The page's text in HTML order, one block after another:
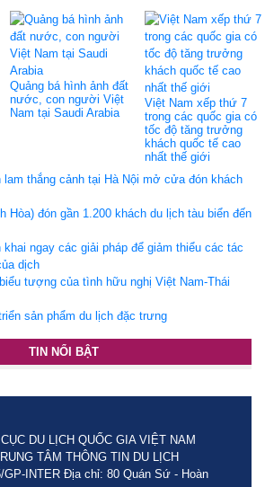
Quảng bá hình ảnh đất
nước, con người Việt
Nam tại Saudi Arabia
Việt Nam xếp thứ 7
trong các quốc gia có
tốc độ tăng trưởng
khách quốc tế cao
nhất thế giới
lam thắng cảnh tại Hà Nội mở cửa đón khách
Hòa) đón gần 1.200 khách du lịch tàu biển đến
ngay các giải pháp để giảm thiểu các tác
dịch
tượng của tình hữu nghị Việt Nam-Thái
sản phẩm du lịch đặc trưng
TIN NỔI BẬT
DU LỊCH QUỐC GIA VIỆT NAM
TÂM THÔNG TIN DU LỊCH
GP-INTER Địa chỉ: 80 Quán Sứ - Hoàn